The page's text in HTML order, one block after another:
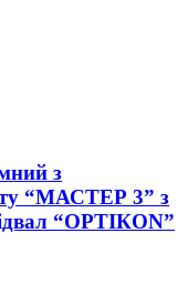
з
“МАСТЕР 3” з
“ОРТІКОN”